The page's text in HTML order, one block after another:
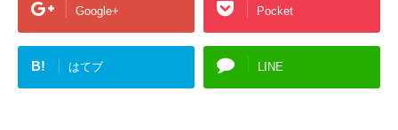
Google+ Pocket
B! はてブ LINE